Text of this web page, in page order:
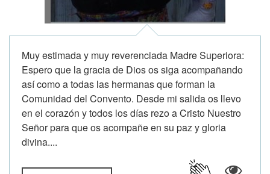
Muy estimada y muy reverenciada Madre Superiora:
Espero que la gracia de Dios os siga acompañando
así como a todas las hermanas que forman la
Comunidad del Convento. Desde mi salida os llevo
en el corazón y todos los días rezo a Cristo Nuestro
Señor para que os acompañe en su paz y gloria
divina....